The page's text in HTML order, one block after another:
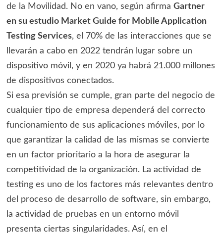
de la Movilidad. No en vano, según afirma Gartner
en su estudio Market Guide for Mobile Application
Testing Services, el 70% de las interacciones que se
llevarán a cabo en 2022 tendrán lugar sobre un
dispositivo móvil, y en 2020 ya habrá 21.000 millones
de dispositivos conectados.
Si esa previsión se cumple, gran parte del negocio de
cualquier tipo de empresa dependerá del correcto
funcionamiento de sus aplicaciones móviles, por lo
que garantizar la calidad de las mismas se convierte
en un factor prioritario a la hora de asegurar la
competitividad de la organización. La actividad de
testing es uno de los factores más relevantes dentro
del proceso de desarrollo de software, sin embargo,
la actividad de pruebas en un entorno móvil
presenta ciertas singularidades. Así, en el